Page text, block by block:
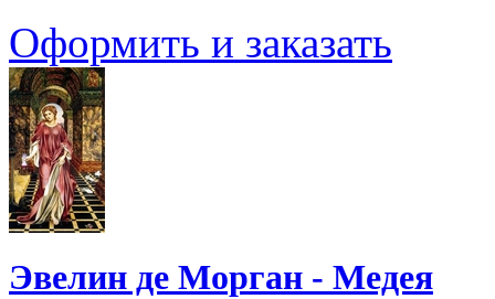
Оформить и заказать
Эвелин де Морган - Медея